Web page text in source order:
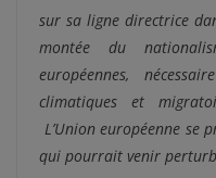
sur sa ligne directrice
montée du
européennes,
climatiques et
L’Union européenne se
qui pourrait venir